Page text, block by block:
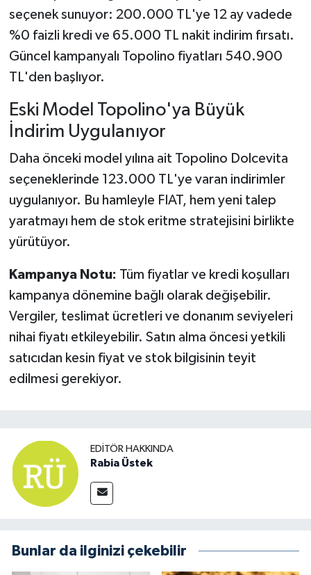
seçenek sunuyor: 200.000 TL'ye 12 ay vadede
%0 faizli kredi ve 65.000 TL nakit indirim fırsatı.
Güncel kampanyalı Topolino fiyatları 540.900
TL'den başlıyor.
Eski Model Topolino'ya Büyük
İndirim Uygulanıyor
Daha önceki model yılına ait Topolino Dolcevita
seçeneklerinde 123.000 TL'ye varan indirimler
uygulanıyor. Bu hamleyle FIAT, hem yeni talep
yaratmayı hem de stok eritme stratejisini birlikte
yürütüyor.
Kampanya Notu: Tüm fiyatlar ve kredi koşulları
kampanya dönemine bağlı olarak değişebilir.
Vergiler, teslimat ücretleri ve donanım seviyeleri
nihai fiyatı etkileyebilir. Satın alma öncesi yetkili
satıcıdan kesin fiyat ve stok bilgisinin teyit
edilmesi gerekiyor.
EDITÖR HAKKINDA
Rabia Üstek
Bunlar da ilginizi çekebilir